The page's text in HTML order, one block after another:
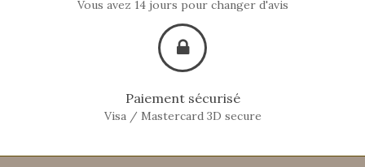
Vous avez 14 jours pour changer d'avis
Paiement sécurisé
Visa / Mastercard 3D secure